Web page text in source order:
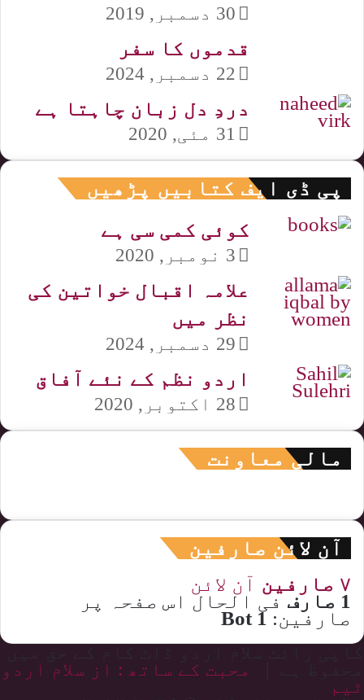
30 دسمبر, 2019
قدموں کا سفر
22 دسمبر, 2024
دردِ دل زبان چاہتا ہے
31 مئی, 2020
پی ڈی ایف کتابیں پڑھیں
کوئی کمی سی ہے
3 نومبر, 2020
علامہ اقبال خواتین کی
نظر میں
29 دسمبر, 2024
اردو نظم کے نئے آفاق
28 اکتوبر, 2020
مالی معاونت
آن لائن صارفین
۷ صارفین آن لائن
1 صارف فی الحال اس صفحہ پر
صارفین: 1 Bot
محبت کے ساتھ : از سلام اردو
ٹیم